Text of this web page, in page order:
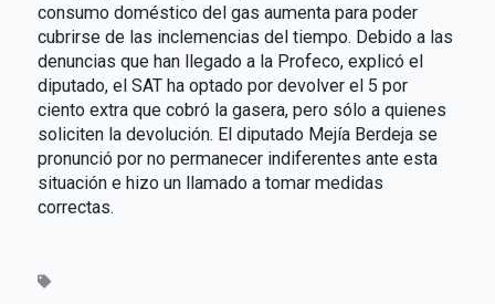
consumo doméstico del gas aumenta para poder
cubrirse de las inclemencias del tiempo. Debido a las
denuncias que han llegado a la Profeco, explicó el
diputado, el SAT ha optado por devolver el 5 por
ciento extra que cobró la gasera, pero sólo a quienes
soliciten la devolución. El diputado Mejía Berdeja se
pronunció por no permanecer indiferentes ante esta
situación e hizo un llamado a tomar medidas
correctas.